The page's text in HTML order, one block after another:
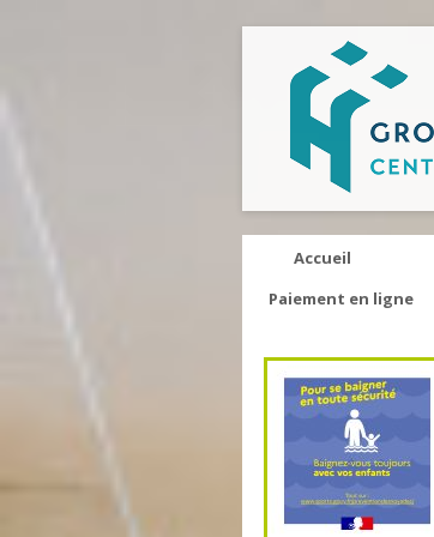
Accueil
Paiement en ligne